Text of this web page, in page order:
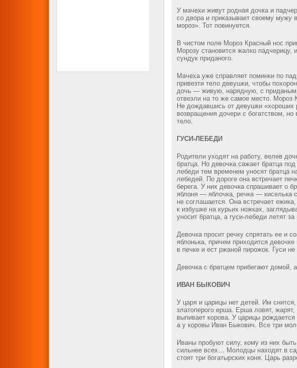
У мачехи живут родная дочка и
со двора и приказывает своему мужу
мороз». Тот повинуется.
В чистом поле Мороз Красный нос
Морозу становится жалко падчерицу,
сундук приданого.
Мачеха уже справляет поминки по
привезти тело девушки, чтобы
дочь — живую, нарядную, с
отвезли на то же самое место. Мороз
Не дождавшись от девушки «хороших
возвращения дочери с богатством,
тело.
ГУСИ-ЛЕБЕДИ
Родители уходят на работу, велев
братца. Но девочка сажает братца
лебеди тем временем уносят братца
лебедей. По дороге она встречает
берега. У них девочка спрашивает о
яблоня — яблочка, речка — киселька
не соглашается. Она встречает
к избушке на курьих ножках,
уносит братца, а гуси-лебеди летят
Девочка просит речку спрятать ее и
яблонька, причем приходится
в печке и ест ржаной пирожок. Гуси
Девочка с братцем прибегают домой,
ИВАН БЫКОВИЧ
У царя и царицы нет детей. Им
златоперого ерша. Ерша ловят,
выпивает корова. У царицы
а у коровы Иван Быкович. Все три
Иваны пробуют силу, кому из них
сильнее всех… Молодцы находят в
стоят три богатырских коня. Царь